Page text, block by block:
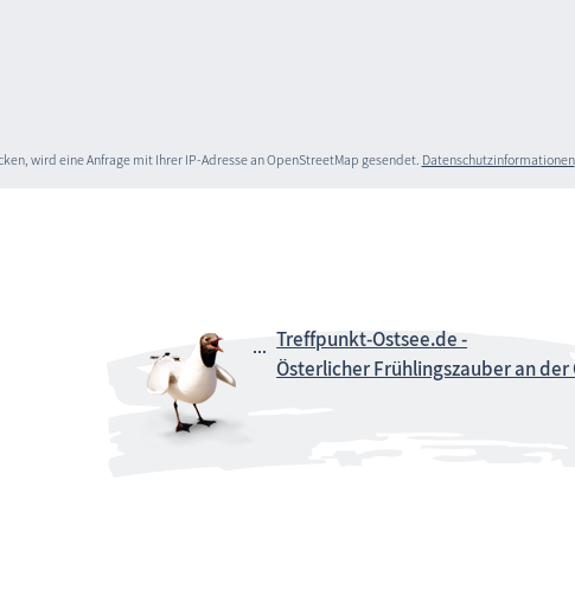
wird eine Anfrage mit Ihrer IP-Adresse an OpenStreetMap gesendet. Datenschutzinformationen
Treffpunkt-Ostsee.de -
Österlicher Frühlingszauber an der